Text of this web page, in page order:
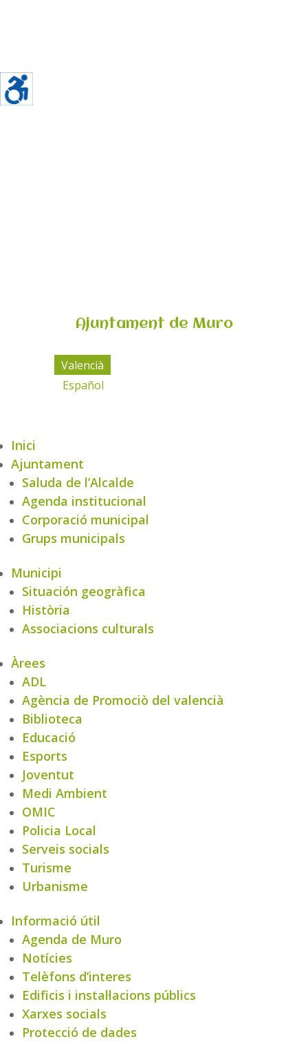
Ajuntament de Muro
Valencià
Español
Inici
Ajuntament
Saluda de l’Alcalde
Agenda institucional
Corporació municipal
Grups municipals
Municipi
Situación geogràfica
Història
Associacions culturals
Àrees
ADL
Agència de Promociò del valencià
Biblioteca
Educació
Esports
Joventut
Medi Ambient
OMIC
Policia Local
Serveis socials
Turisme
Urbanisme
Informació útil
Agenda de Muro
Notícies
Telèfons d’interes
Edificis i instal·lacions públics
Xarxes socials
Protecció de dades